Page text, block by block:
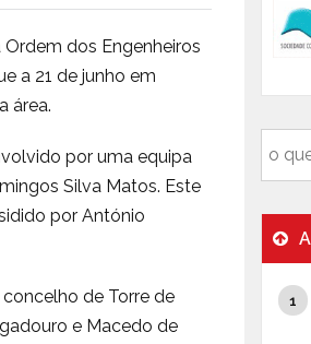
dos Engenheiros
a 21 de junho em
área.
por uma equipa
Silva Matos. Este
por António
de Torre de
e Macedo de